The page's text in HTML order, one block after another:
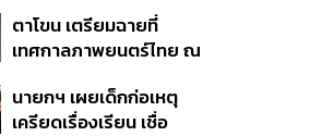
แรก หนุนรายได้ครึ่งปีทะลุ
3.2 แสนล้าน
ตาโขน เตรียมฉายที่
เทศกาลภาพยนตร์ไทย ณ
นายกฯ เผยเด็กก่อเหตุ
เครียดเรื่องเรียน เชื่อ